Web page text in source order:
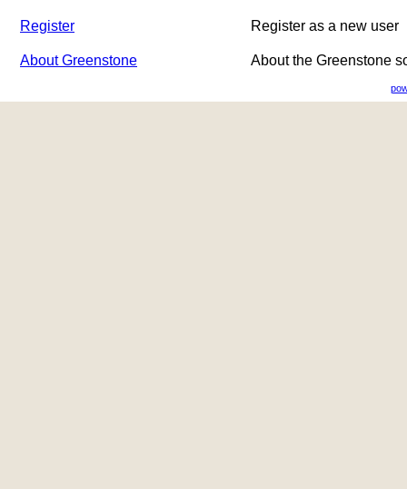
Register Register as a new user
About Greenstone About the Greenstone